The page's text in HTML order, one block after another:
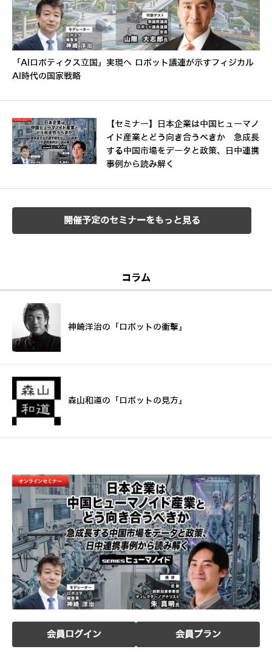
「AIロボティクス立国」実現へ ロボット議連が示すフィジカル
AI時代の国家戦略
【セミナー】日本企業は中国ヒューマノ
イド産業とどう向き合うべきか 急成長
する中国市場をデータと政策、日中連携
事例から読み解く
開催予定のセミナーをもっと見る
コラム
神崎洋治の「ロボットの衝撃」
森山和道の「ロボットの見方」
会員ログイン 会員プラン